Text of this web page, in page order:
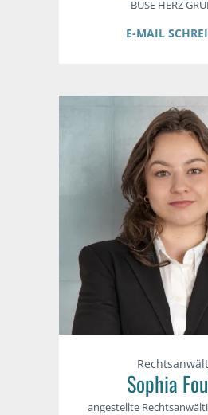
BUSE HERZ
E-MAIL
Sophia
angestellte